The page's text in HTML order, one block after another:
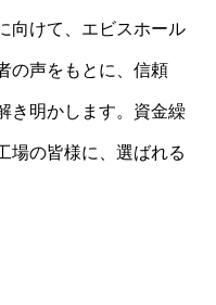
けて、エビスホール
の声をもとに、信頼
き明かします。資金繰
場の皆様に、選ばれる